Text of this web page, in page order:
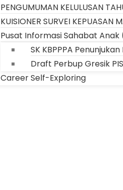
PENGUMUMAN KELULUSAN
KUISIONER SURVEI KEPUASAN
Pusat Informasi Sahabat Anak
SK KBPPPA Penunjukan
Draft Perbup Gresik
Career Self-Exploring